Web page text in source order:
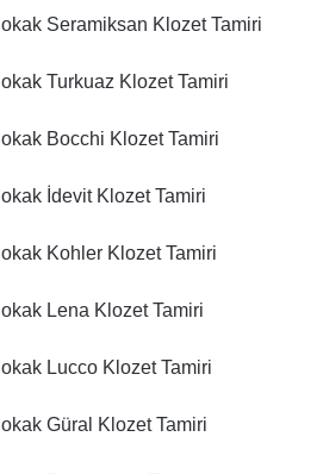
Seramiksan Klozet Tamiri
Turkuaz Klozet Tamiri
Bocchi Klozet Tamiri
İdevit Klozet Tamiri
Kohler Klozet Tamiri
Lena Klozet Tamiri
Lucco Klozet Tamiri
Güral Klozet Tamiri